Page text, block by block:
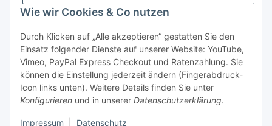
Wie wir Cookies & Co nutzen
Durch Klicken auf „Alle akzeptieren“ gestatten Sie den
Einsatz folgender Dienste auf unserer Website: YouTube,
Vimeo, PayPal Express Checkout und Ratenzahlung. Sie
können die Einstellung jederzeit ändern (Fingerabdruck-
Icon links unten). Weitere Details finden Sie unter
Konfigurieren und in unserer Datenschutzerklärung.
Impressum Datenschutz
Gesetzliche Informationen
Vertrag widerrufen
* Alle Preise inkl. gesetzlicher USt., zzgl.